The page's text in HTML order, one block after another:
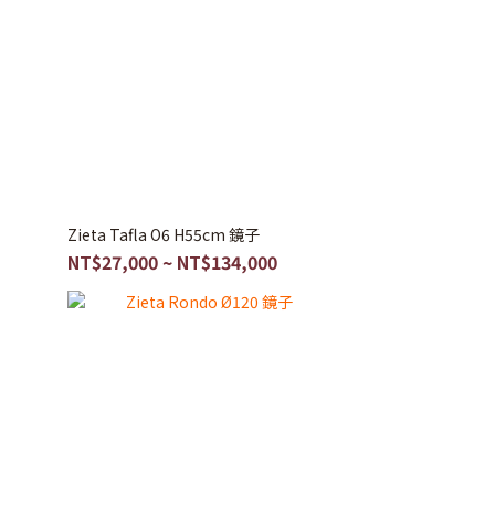
Zieta Tafla O6 H55cm 鏡子
NT$27,000 ~ NT$134,000